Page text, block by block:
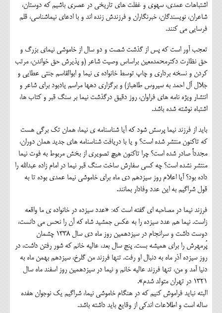
اشتباهات عمدی، سهوی و غفلت های تاریخی در عصری باشیم که دوستان،
شاعران، نویسندگان، خبرنگاران و فرزندش زنده اند و با ادعای نیماشناسی، قلم
فرسایی می کنند.
تعجب آور است که پس از گذشت شصت و دو سال از خاموشی نیمای بزرگ و
حق نظارت دکترمحمدمعین براساس وصیت شاعر (و پذیرش حق خواندن، مرتب
کردن و نسخه برداری و چاپ توسط خانواده ی نیما و ابوالقاسم جنتی عطایی و
جلال آل احمد به سیروس طاهباز) و برگزاری دهها مراسم یادبود برای شاعر و
انتشار ویژه نامه های فراوان، روز دقیق درگذشت نیما بر سنگ قبر و کتاب ها،
اشتباه نوشته شده باشد.
باید از فرزند نیما پرسش شود که آیا شناسنامه ی نیما، همان تک برگی هست
که تاکنون منتشر شده است؟ و یا با دریافت شناسنامه های جدید همان دوران،
مجدداً صادر شده است؟ چرا تاکنون هیچ تصویری از بخش مربوط به فوت نیما
منتشر نشده است؟ چه کسی سفارش ساخت سنگ قبر نیما در امام زاده عبدالله را
داده بود؟ آیا اعلام روز سیزدهم دی ماه برای خاموشی نیما عمدی بوده تا به
قول شراگیم به این عدد وفادار بمانند.
فرزند نیما در مصاحبه ای گفته است که: «عدد سیزده در خانواده ی ما واقعه
زاست. نیما هم عدد سیزده را به عکس جمشید شاه که آن را نحس می دانست،
دوست داشت و سرانجام در سیزدهمین روز ماه دی سال 1338 چشمان
پُرمهرش را برای همیشه بست. پنج سال بعد، عالیه خانم که شور رفتن داشت، در
روز سیزده آذر ماه به دنبال او رفت. تنها فرزند من گلرخ، سیزدهم بهمن ماه به
دنیا آمد و من، تنها فرزند عالیه خانم و نیما در سیزدهمین روز اسفند ماه سال
1321 در تهران متولد شدم».
البته نباید فراموش کنیم که در هنگام خاموشی نیما، شراگیم یک نوجوان هفده
ساله است و اطلاعات اندکی از وقایع باید داشته باشد.